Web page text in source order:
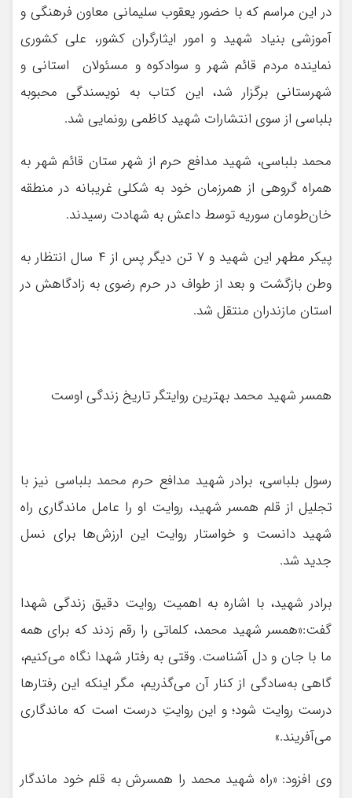
در این مراسم که با حضور یعقوب سلیمانی معاون فرهنگی و
آموزشی بنیاد شهید و امور ایثارگران کشور، علی کشوری
نماینده مردم قائم شهر و سوادکوه و مسئولان استانی و
شهرستانی برگزار شد، این کتاب به نویسندگی محبوبه
بلباسی از سوی انتشارات شهید کاظمی رونمایی شد.
محمد بلباسی، شهید مدافع حرم از شهر ستان قائم شهر به
همراه گروهی از همرزمان خود به شکلی غریبانه در منطقه
خان‌طومان سوریه توسط داعش به شهادت رسیدند.
پیکر مطهر این شهید و ۷ تن دیگر پس از ۴ سال انتظار به
وطن بازگشت و بعد از طواف در حرم رضوی به زادگاهش در
استان مازندران منتقل شد.
همسر شهید محمد بهترین روایتگر تاریخ زندگی اوست
رسول بلباسی، برادر شهید مدافع حرم محمد بلباسی نیز با
تجلیل از قلم همسر شهید، روایت او را عامل ماندگاری راه
شهید دانست و خواستار روایت این ارزش‌ها برای نسل
جدید شد.
برادر شهید، با اشاره به اهمیت روایت دقیق زندگی شهدا
گفت:«همسر شهید محمد، کلماتی را رقم زدند که برای همه
ما با جان و دل آشناست. وقتی به رفتار شهدا نگاه می‌کنیم،
گاهی به‌سادگی از کنار آن می‌گذریم، مگر اینکه این رفتارها
درست روایت شود؛ و این روایتِ درست است که ماندگاری
می‌آفریند.»
وی افزود: «راه شهید محمد را همسرش به قلم خود ماندگار